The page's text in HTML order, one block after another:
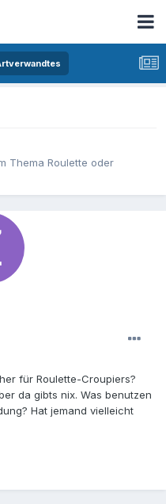
Thema Roulette oder
für Roulette-Croupiers?
da gibts nix. Was benutzen
Hat jemand vielleicht